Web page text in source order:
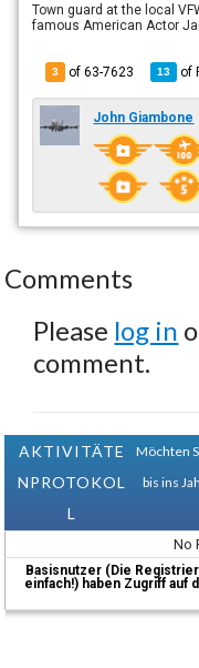
Town guard at the local
famous American Actor
3 of 63-7623 13 of
John Giambone
Comments
Please log in
comment.
AKTIVITÄTE
NPROTOKOL
L
Möchten
bis ins
No
Basisnutzer (Die
einfach!) haben Zugriff